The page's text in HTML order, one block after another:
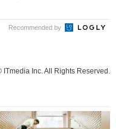
Recommended by
ITmedia Inc. All Rights Reserved.